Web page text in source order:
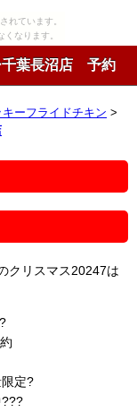
れています。
なります。
千葉長沼店 予約
ーフライドチキン >
クリスマス20247は
定?